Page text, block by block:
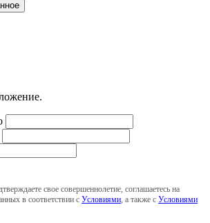
свое совершеннолетие, соглашаетесь на
в соответствии с Условиями , а также с Условиями